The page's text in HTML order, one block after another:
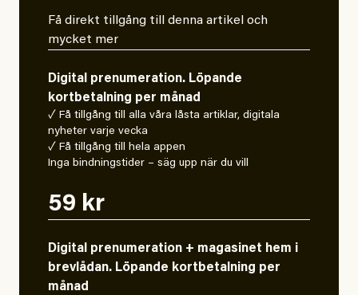
Få direkt tillgång till denna artikel och
mycket mer
Digital prenumeration. Löpande
kortbetalning per månad
✓ Få tillgång till alla våra låsta artiklar, digitala
nyheter varje vecka
✓ Få tillgång till hela appen
Inga bindningstider – säg upp när du vill
59 kr
Digital prenumeration + magasinet hem i
brevlådan. Löpande kortbetalning per
månad